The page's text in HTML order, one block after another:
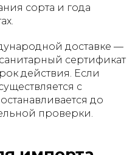
сорта и года
доставке —
сертификат
действия. Если
с
до
проверки.